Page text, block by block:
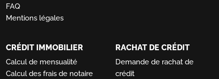
FAQ
Mentions légales
CRÉDIT IMMOBILIER
Calcul de mensualité
Calcul des frais de notaire
RACHAT DE CRÉDIT
Demande de rachat de
crédit